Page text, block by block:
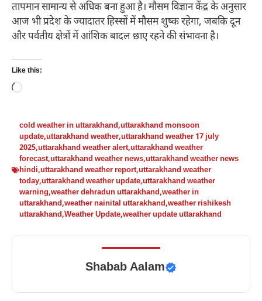
तापमान सामान्य से अधिक बना हुआ है। मौसम विज्ञान केंद्र के अनुसार
आज भी प्रदेश के ज्यादातर हिस्सों में मौसम शुष्क रहेगा, जबकि दून
और पर्वतीय क्षेत्रों में आंशिक बादल छाए रहने की संभावना है।
Like this:
Loading…
cold weather in uttarakhand,uttarakhand monsoon
update,uttarakhand weather,uttarakhand weather 17 july
2025,uttarakhand weather alert,uttarakhand weather
forecast,uttarakhand weather news,uttarakhand weather news
hindi,uttarakhand weather report,uttarakhand weather
today,uttarakhand weather update,uttarakhand weather
warning,weather dehradun uttarakhand,weather in
uttarakhand,weather nainital uttarakhand,weather rishikesh
uttarakhand,Weather Update,weather update uttarakhand
Shabab Aalam